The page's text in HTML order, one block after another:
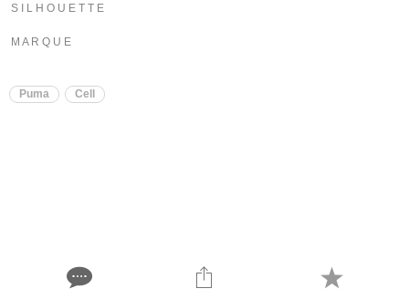
S I L H O U E T T E
M A R Q U E
Puma Cell